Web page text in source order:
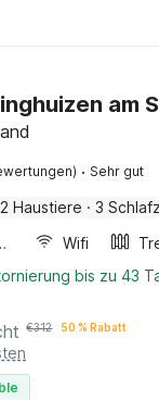
am
· Sehr gut
2 Haustiere · 3
Wifi
bis zu 43
€312 50 % Rabatt